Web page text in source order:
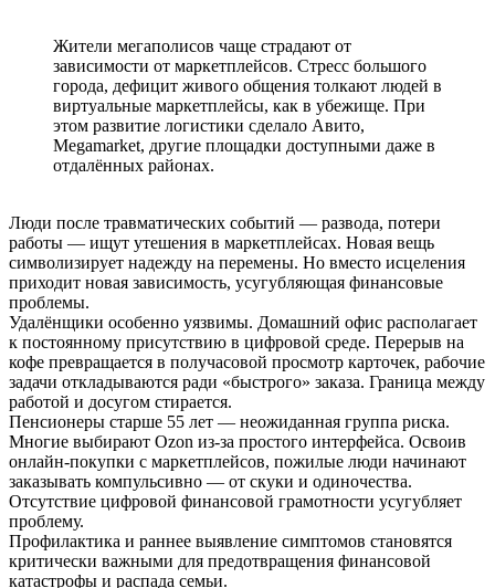
Жители мегаполисов чаще страдают от
зависимости от маркетплейсов. Стресс большого
города, дефицит живого общения толкают людей в
виртуальные маркетплейсы, как в убежище. При
этом развитие логистики сделало Авито,
Megamarket, другие площадки доступными даже в
отдалённых районах.
Люди после травматических событий — развода, потери
работы — ищут утешения в маркетплейсах. Новая вещь
символизирует надежду на перемены. Но вместо исцеления
приходит новая зависимость, усугубляющая финансовые
проблемы.
Удалёнщики особенно уязвимы. Домашний офис располагает
к постоянному присутствию в цифровой среде. Перерыв на
кофе превращается в получасовой просмотр карточек, рабочие
задачи откладываются ради «быстрого» заказа. Граница между
работой и досугом стирается.
Пенсионеры старше 55 лет — неожиданная группа риска.
Многие выбирают Ozon из-за простого интерфейса. Освоив
онлайн-покупки с маркетплейсов, пожилые люди начинают
заказывать компульсивно — от скуки и одиночества.
Отсутствие цифровой финансовой грамотности усугубляет
проблему.
Профилактика и раннее выявление симптомов становятся
критически важными для предотвращения финансовой
катастрофы и распада семьи.